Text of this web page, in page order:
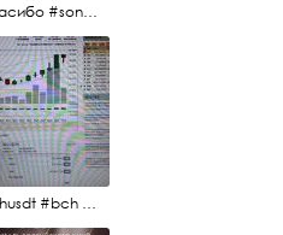
#спасибо #sony #nikon #oknofestivsl @alex_kurov #aplgallery
#bchusdt #bch #usdt #sell #buy #exchange #markets #bitcoincash #cryptocurrency #pump